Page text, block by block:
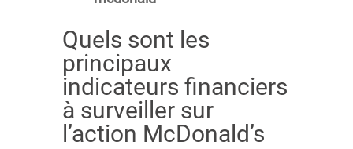
Quels sont les
principaux
indicateurs financiers
à surveiller sur
l’action McDonald’s